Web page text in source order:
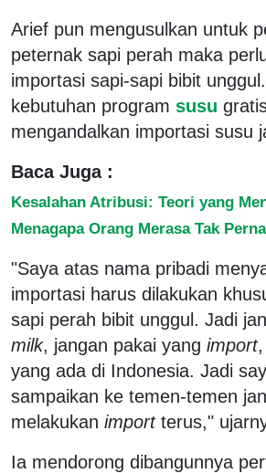
Arief pun mengusulkan untuk
peternak sapi perah maka
importasi sapi-sapi bibit
kebutuhan program susu
mengandalkan importasi susu
Baca Juga :
Kesalahan Atribusi: Teori yang
Menagapa Orang Merasa Tak
"Saya atas nama pribadi
importasi harus dilakukan
sapi perah bibit unggul. Jadi
milk, jangan pakai yang import
yang ada di Indonesia. Jadi
sampaikan ke temen-temen
melakukan importterus,"
Ia mendorong dibangunnya